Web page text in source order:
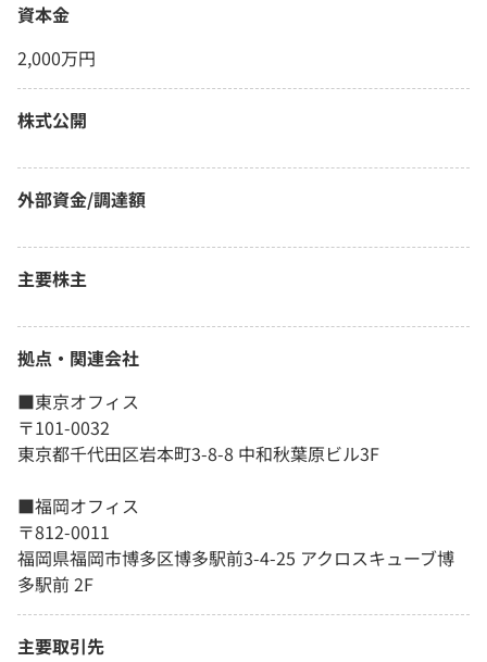
資本金
2,000万円
株式公開
外部資金/調達額
主要株主
拠点・関連会社
■東京オフィス
〒101-0032
東京都千代田区岩本町3-8-8 中和秋葉原ビル3F
■福岡オフィス
〒812-0011
福岡県福岡市博多区博多駅前3-4-25 アクロスキューブ博
多駅前 2F
主要取引先